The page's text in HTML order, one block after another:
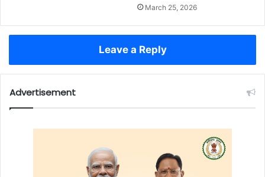
March 25, 2026
Leave a Reply
Advertisement